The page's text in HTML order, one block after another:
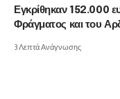
Εγκρίθηκαν 152.000
Φράγματος και του
3 Λεπτά Ανάγνωσης